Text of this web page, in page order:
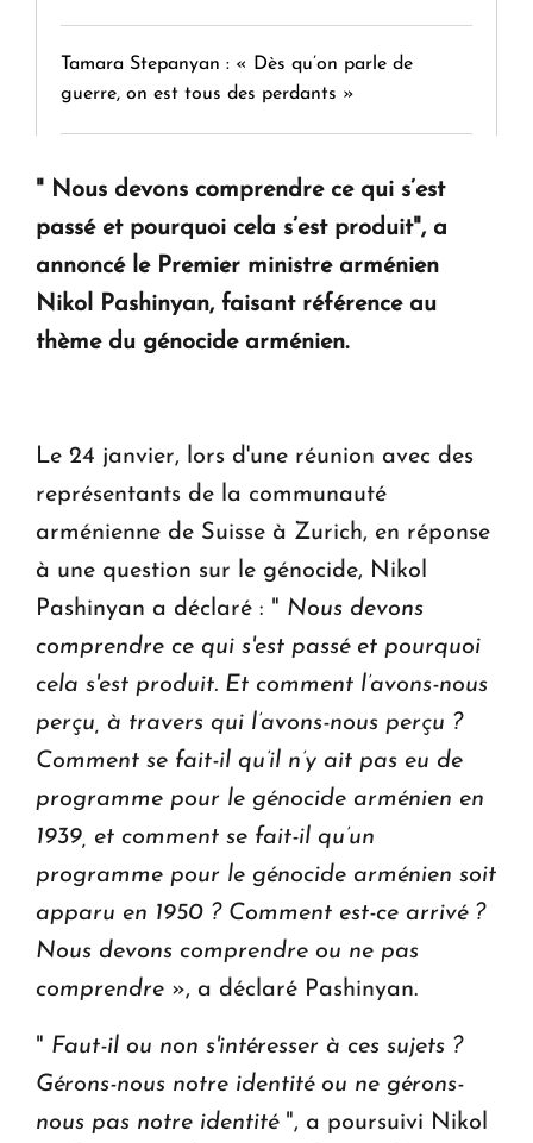
Tamara Stepanyan : « Dès qu’on parle de
guerre, on est tous des perdants »
" Tant qu'il n'existe pas d'alternative concrète, la
question d'un référendum ne se pose pas. "
en Arménie
" Nous devons comprendre ce qui s’est
passé et pourquoi cela s’est produit", a
annoncé le Premier ministre arménien
Nikol Pashinyan, faisant référence au
thème du génocide arménien.
Le 24 janvier, lors d'une réunion avec des
représentants de la communauté
arménienne de Suisse à Zurich, en réponse
à une question sur le génocide, Nikol
Pashinyan a déclaré : " Nous devons
comprendre ce qui s'est passé et pourquoi
cela s'est produit. Et comment l’avons-nous
perçu, à travers qui l’avons-nous perçu ?
Comment se fait-il qu’il n’y ait pas eu de
programme pour le génocide arménien en
1939, et comment se fait-il qu’un
programme pour le génocide arménien soit
apparu en 1950 ? Comment est-ce arrivé ?
Nous devons comprendre ou ne pas
comprendre », a déclaré Pashinyan.
" Faut-il ou non s'intéresser à ces sujets ?
Gérons-nous notre identité ou ne gérons-
nous pas notre identité", a poursuivi Nikol